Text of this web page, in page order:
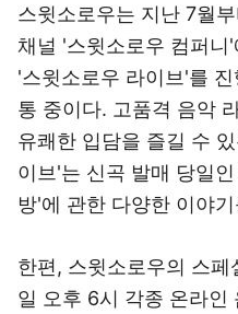
스윗소로우는 지난 7월
채널 '스윗소로우 컴퍼니
'스윗소로우 라이브'를
통 중이다. 고품격 음악
유쾌한 입담을 즐길 수
이브'는 신곡 발매 당일
방'에 관한 다양한 이야
한편, 스윗소로우의 스
일 오후 6시 각종 온라인